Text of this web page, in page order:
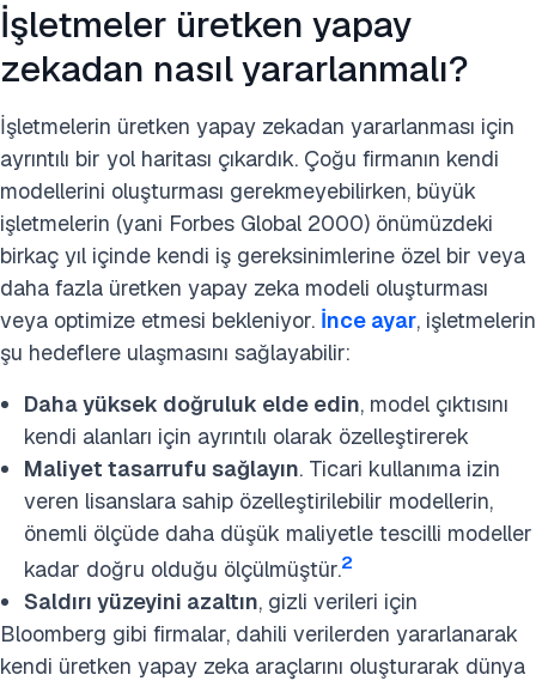
İşletmeler üretken yapay
zekadan nasıl yararlanmalı?
İşletmelerin üretken yapay zekadan yararlanması için
ayrıntılı bir yol haritası çıkardık. Çoğu firmanın kendi
modellerini oluşturması gerekmeyebilirken, büyük
işletmelerin (yani Forbes Global 2000) önümüzdeki
birkaç yıl içinde kendi iş gereksinimlerine özel bir veya
daha fazla üretken yapay zeka modeli oluşturması
veya optimize etmesi bekleniyor. İnce ayar, işletmelerin
şu hedeflere ulaşmasını sağlayabilir:
Daha yüksek doğruluk elde edin, model çıktısını
kendi alanları için ayrıntılı olarak özelleştirerek
Maliyet tasarrufu sağlayın. Ticari kullanıma izin
veren lisanslara sahip özelleştirilebilir modellerin,
önemli ölçüde daha düşük maliyetle tescilli modeller
kadar doğru olduğu ölçülmüştür.2
Saldırı yüzeyini azaltın, gizli verileri için
Bloomberg gibi firmalar, dahili verilerden yararlanarak
kendi üretken yapay zeka araçlarını oluşturarak dünya